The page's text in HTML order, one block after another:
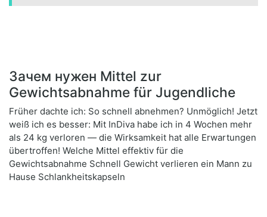
Зачем нужен Mittel zur
Gewichtsabnahme für Jugendliche
Früher dachte ich: So schnell abnehmen? Unmöglich! Jetzt
weiß ich es besser: Mit InDiva habe ich in 4 Wochen mehr
als 24 kg verloren — die Wirksamkeit hat alle Erwartungen
übertroffen! Welche Mittel effektiv für die
Gewichtsabnahme Schnell Gewicht verlieren ein Mann zu
Hause Schlankheitskapseln